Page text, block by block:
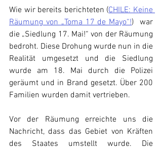
Wie wir bereits berichteten (CHILE: Keine
Räumung von „Toma 17 de Mayo“!)  war
die „Siedlung 17. Mai!“ von der Räumung
bedroht. Diese Drohung wurde nun in die
Realität umgesetzt und die Siedlung
wurde am 18. Mai durch die Polizei
geräumt und in Brand gesetzt. Über 200
Familien wurden damit vertrieben.
Vor der Räumung erreichte uns die
Nachricht, dass das Gebiet von Kräften
des Staates umstellt wurde. Die